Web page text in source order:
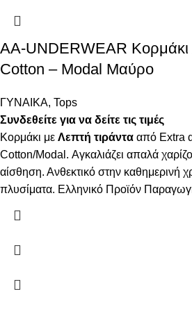
AA-UNDERWEAR Κορμάκι
Cotton – Modal Μαύρο
ΓΥΝΑΙΚΑ, Tops
Συνδεθείτε για να δείτε τις τιμές
Κορμάκι με Λεπτή τιράντα από Extra
Cotton/Modal. Αγκαλιάζει απαλά
αίσθηση. Ανθεκτικό στην καθημερινή
πλυσίματα. Ελληνικό Προϊόν